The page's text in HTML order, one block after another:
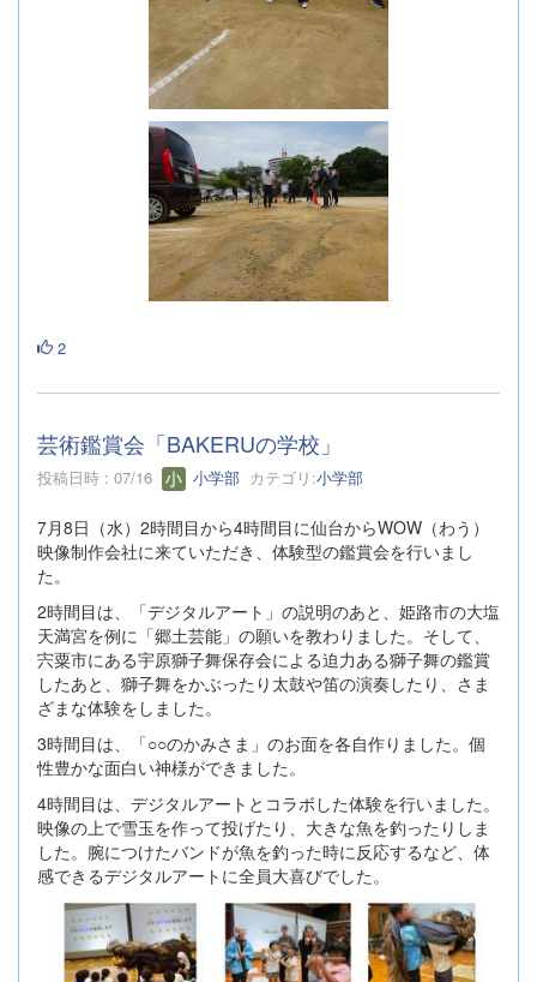
2
芸術鑑賞会「BAKERUの学校」
投稿日時 : 07/16 小学部 カテゴリ:小学部
7月8日（水）2時間目から4時間目に仙台からWOW（わう）
映像制作会社に来ていただき、体験型の鑑賞会を行いまし
た。
2時間目は、「デジタルアート」の説明のあと、姫路市の大塩
天満宮を例に「郷土芸能」の願いを教わりました。そして、
宍粟市にある宇原獅子舞保存会による迫力ある獅子舞の鑑賞
したあと、獅子舞をかぶったり太鼓や笛の演奏したり、さま
ざまな体験をしました。
3時間目は、「○○のかみさま」のお面を各自作りました。個
性豊かな面白い神様ができました。
4時間目は、デジタルアートとコラボした体験を行いました。
映像の上で雪玉を作って投げたり、大きな魚を釣ったりしま
した。腕につけたバンドが魚を釣った時に反応するなど、体
感できるデジタルアートに全員大喜びでした。